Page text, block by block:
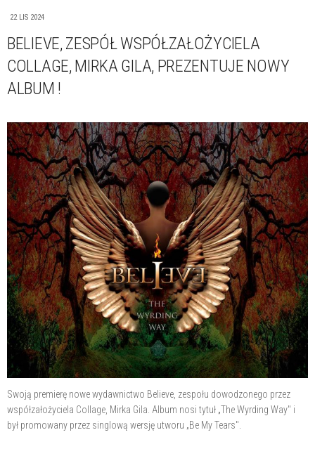
22 LIS 2024
BELIEVE, ZESPÓŁ WSPÓŁZAŁOŻYCIELA
COLLAGE, MIRKA GILA, PREZENTUJE NOWY
ALBUM !
Swoją premierę nowe wydawnictwo Believe, zespołu dowodzonego przez
współzałożyciela Collage, Mirka Gila. Album nosi tytuł „The Wyrding Way" i
był promowany przez singlową wersję utworu „Be My Tears".